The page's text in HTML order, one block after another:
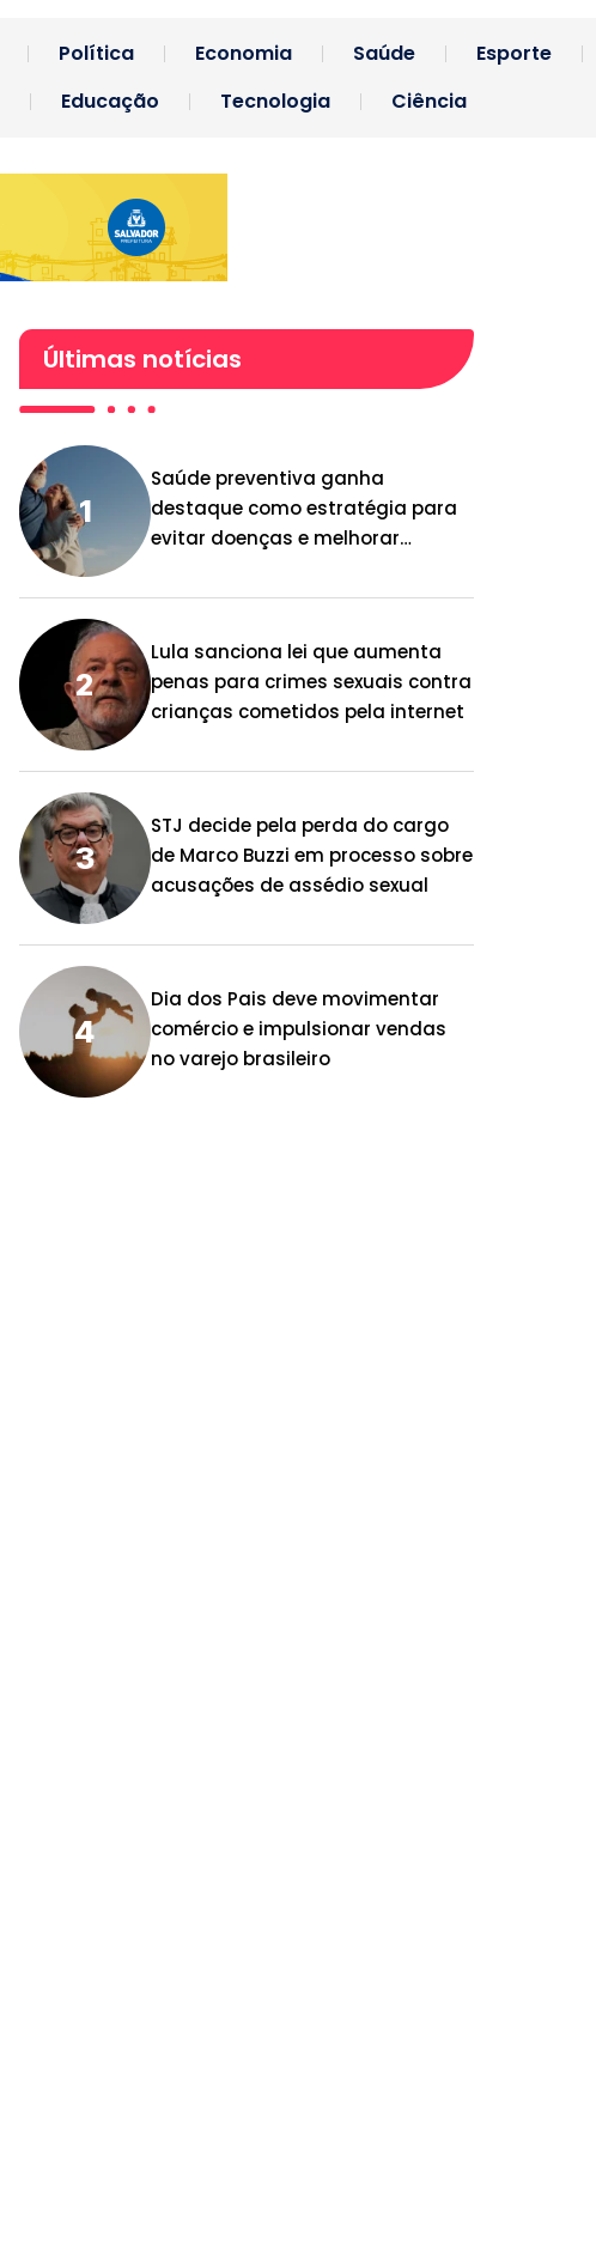
Política Economia Saúde
Esporte
Educação Tecnologia Ciência
Últimas notícias
Saúde preventiva ganha
destaque como estratégia para
evitar doenças e melhorar
Lula sanciona lei que aumenta
penas para crimes sexuais contra
crianças cometidos pela internet
STJ decide pela perda do cargo
de Marco Buzzi em processo sobre
acusações de assédio sexual
Dia dos Pais deve movimentar
comércio e impulsionar vendas
no varejo brasileiro